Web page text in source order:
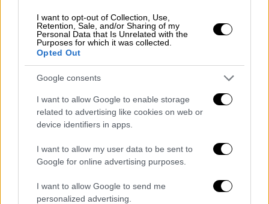
I want to opt-out of Collection, Use,
Retention, Sale, and/or Sharing of my
Personal Data that Is Unrelated with the
Purposes for which it was collected.
Opted Out
Google consents
I want to allow Google to enable storage
related to advertising like cookies on web or
device identifiers in apps.
I want to allow my user data to be sent to
Google for online advertising purposes.
I want to allow Google to send me
personalized advertising.
Οικονομία|18.02.2024 23:15
ΑΑΔΕ: 651 έλεγχοι ανήμερα του Αγ.
Βαλεντίνου σε όλη την Ελλάδα
Οι επιχειρήσεις που μπήκαν στο
«στόχαστρο» της Αρχής